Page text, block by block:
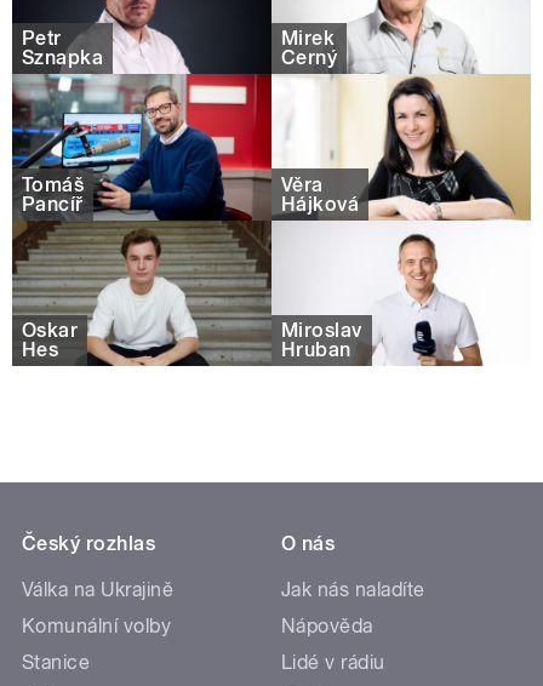
Petr
Sznapka
Mirek
Černý
Tomáš
Pancíř
Věra
Hájková
Oskar
Hes
Miroslav
Hruban
Český rozhlas
Válka na Ukrajině
Komunální volby
Stanice
O nás
Jak nás naladíte
Nápověda
Lidé v rádiu